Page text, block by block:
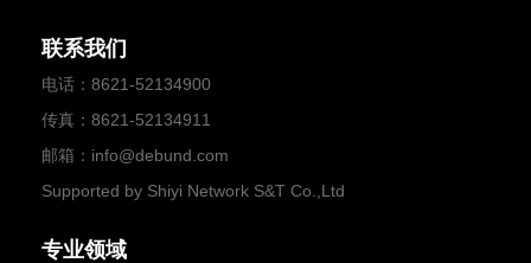
联系我们
电话 ： 8621-52134900
传真 ：8621-52134911
邮箱 ： info@debund.com
Supported by Shiyi Network S&T Co.,Ltd
专业领域